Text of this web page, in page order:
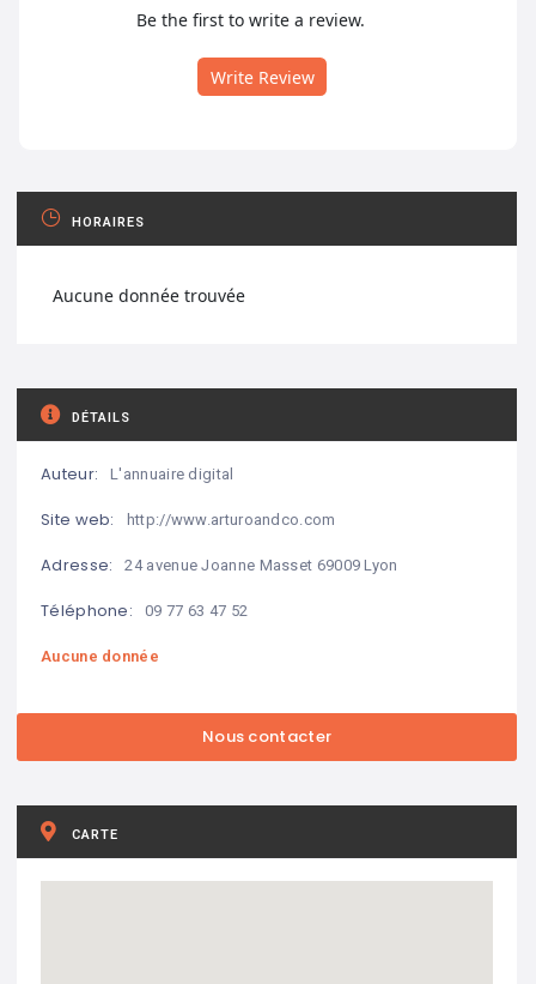
Be the first to write a review.
Write Review
HORAIRES
Aucune donnée trouvée
DÉTAILS
Auteur: L'annuaire digital
Site web: http://www.arturoandco.com
Adresse: 24 avenue Joanne Masset 69009 Lyon
Téléphone: 09 77 63 47 52
Aucune donnée
CARTE